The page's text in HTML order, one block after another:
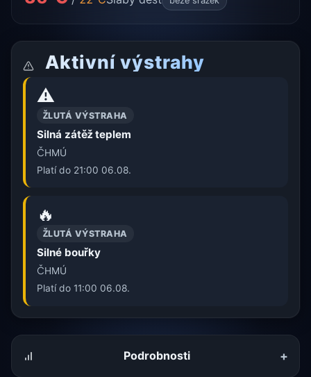
Aktivní výstrahy
⚠️
ŽLUTÁ VÝSTRAHA
Silná zátěž teplem
ČHMÚ
Platí do 21:00 06.08.
🔥
ŽLUTÁ VÝSTRAHA
Silné bouřky
ČHMÚ
Platí do 11:00 06.08.
Podrobnosti +